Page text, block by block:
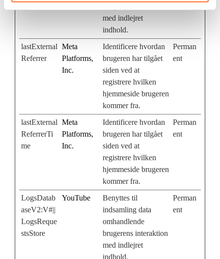
med indlejret
indhold.
lastExternal
Referrer
Meta
Platforms,
Inc.
Identificere hvordan
brugeren har tilgået
siden ved at
registrere hvilken
hjemmeside brugeren
kommer fra.
Perman
ent
lastExternal
ReferrerTi
me
Meta
Platforms,
Inc.
Identificere hvordan
brugeren har tilgået
siden ved at
registrere hvilken
hjemmeside brugeren
kommer fra.
Perman
ent
LogsDatab
aseV2:V#||
LogsReque
stsStore
YouTube
Benyttes til
indsamling data
omhandlende
brugerens interaktion
med indlejret
indhold.
Perman
ent